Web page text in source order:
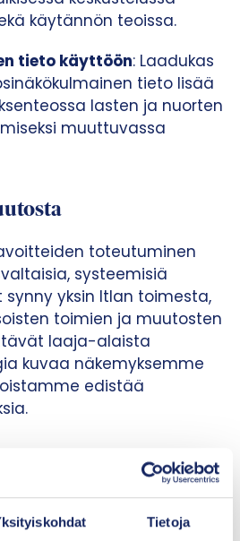
Tietoja
käytännön teoissa.
tieto käyttöön: Laadukas
tieto lisää
lasten ja nuorten
muuttuvassa
toteutuminen
systeemisiä
synny yksin Itlan toimesta,
toimien ja muutosten
laaja-alaista
kuvaa näkemyksemme
edistää